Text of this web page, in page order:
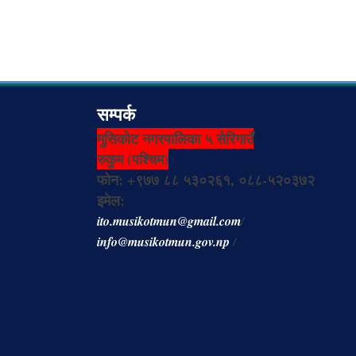
सम्पर्क
मुसिकोट नगरपालिका ५ सेरिगाउँ
रुकुम (पश्चिम)
फोन: +९७७ ८८ ५३०२६१, ०८८-५२०३७२
इमेल:
ito.musikotmun@gmail.com/
info@musikotmun.gov.np/